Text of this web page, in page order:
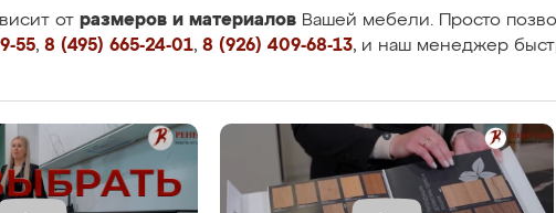
от размеров и материалов Вашей мебели. Просто
55, 8 (495) 665-24-01, 8 (926) 409-68-13, и наш менеджер